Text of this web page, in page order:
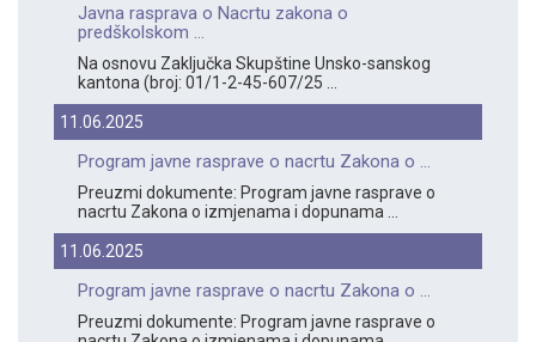
Javna rasprava o Nacrtu zakona o
predškolskom ...
Na osnovu Zaključka Skupštine Unsko-sanskog
kantona (broj: 01/1-2-45-607/25 ...
11.06.2025
Program javne rasprave o nacrtu Zakona o ...
Preuzmi dokumente: Program javne rasprave o
nacrtu Zakona o izmjenama i dopunama ...
11.06.2025
Program javne rasprave o nacrtu Zakona o ...
Preuzmi dokumente: Program javne rasprave o